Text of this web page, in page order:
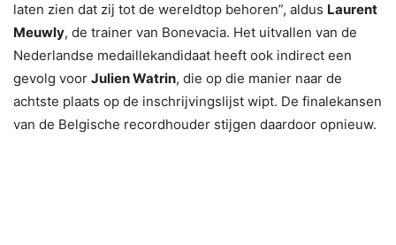
laten zien dat zij tot de wereldtop behoren”, aldus Laurent
Meuwly, de trainer van Bonevacia. Het uitvallen van de
Nederlandse medaillekandidaat heeft ook indirect een
gevolg voor Julien Watrin, die op die manier naar de
achtste plaats op de inschrijvingslijst wipt. De finalekansen
van de Belgische recordhouder stijgen daardoor opnieuw.